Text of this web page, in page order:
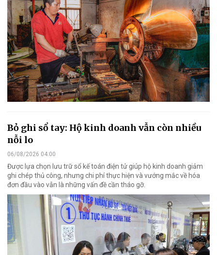
Bỏ ghi sổ tay: Hộ kinh doanh vẫn còn nhiều
nỗi lo
06/08/2026 04:00
Được lựa chọn lưu trữ sổ kế toán điện tử giúp hộ kinh doanh giảm
ghi chép thủ công, nhưng chi phí thực hiện và vướng mắc về hóa
đơn đầu vào vẫn là những vấn đề cần tháo gỡ.